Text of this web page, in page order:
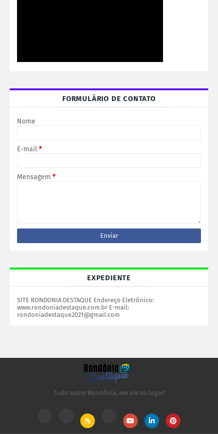
FORMULÁRIO DE CONTATO
Nome
E-mail *
Mensagem *
EXPEDIENTE
SITE RONDONIA DESTAQUE Endereço Eletrônico:
www.rondoniadestaque.com.br E-mail:
rondoniadestaque2021@gmail.com
Tudo sobre Rondônia, em um só lugar!